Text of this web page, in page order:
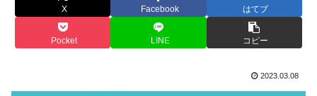
X Facebook はてブ
Pocket LINE コピー
2023.03.08